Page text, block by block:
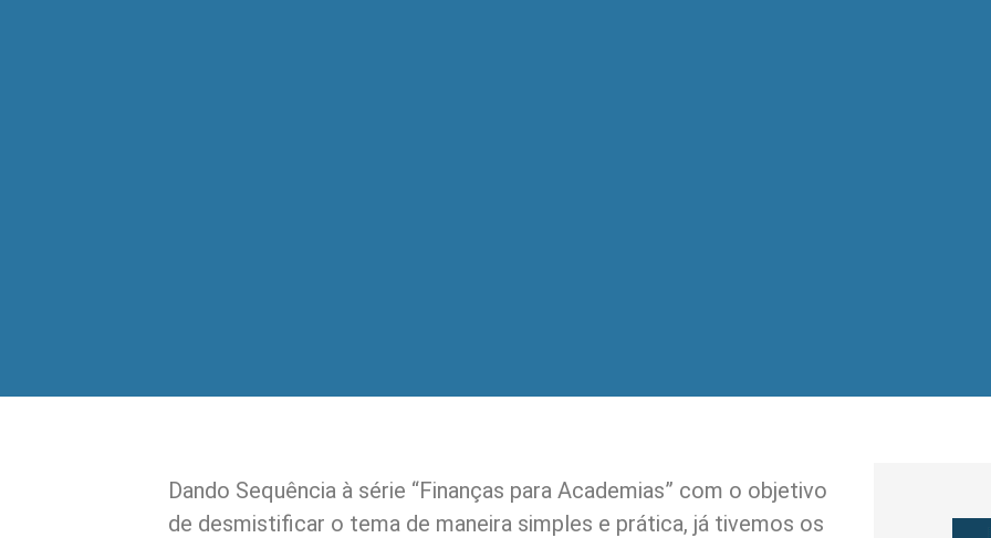
Dando Sequência à série “Finanças para Academias” com o objetivo
de desmistificar o tema de maneira simples e prática, já tivemos os